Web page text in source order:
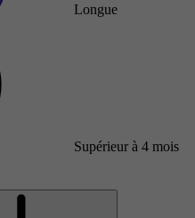
Longue
Supérieur à 4 mois